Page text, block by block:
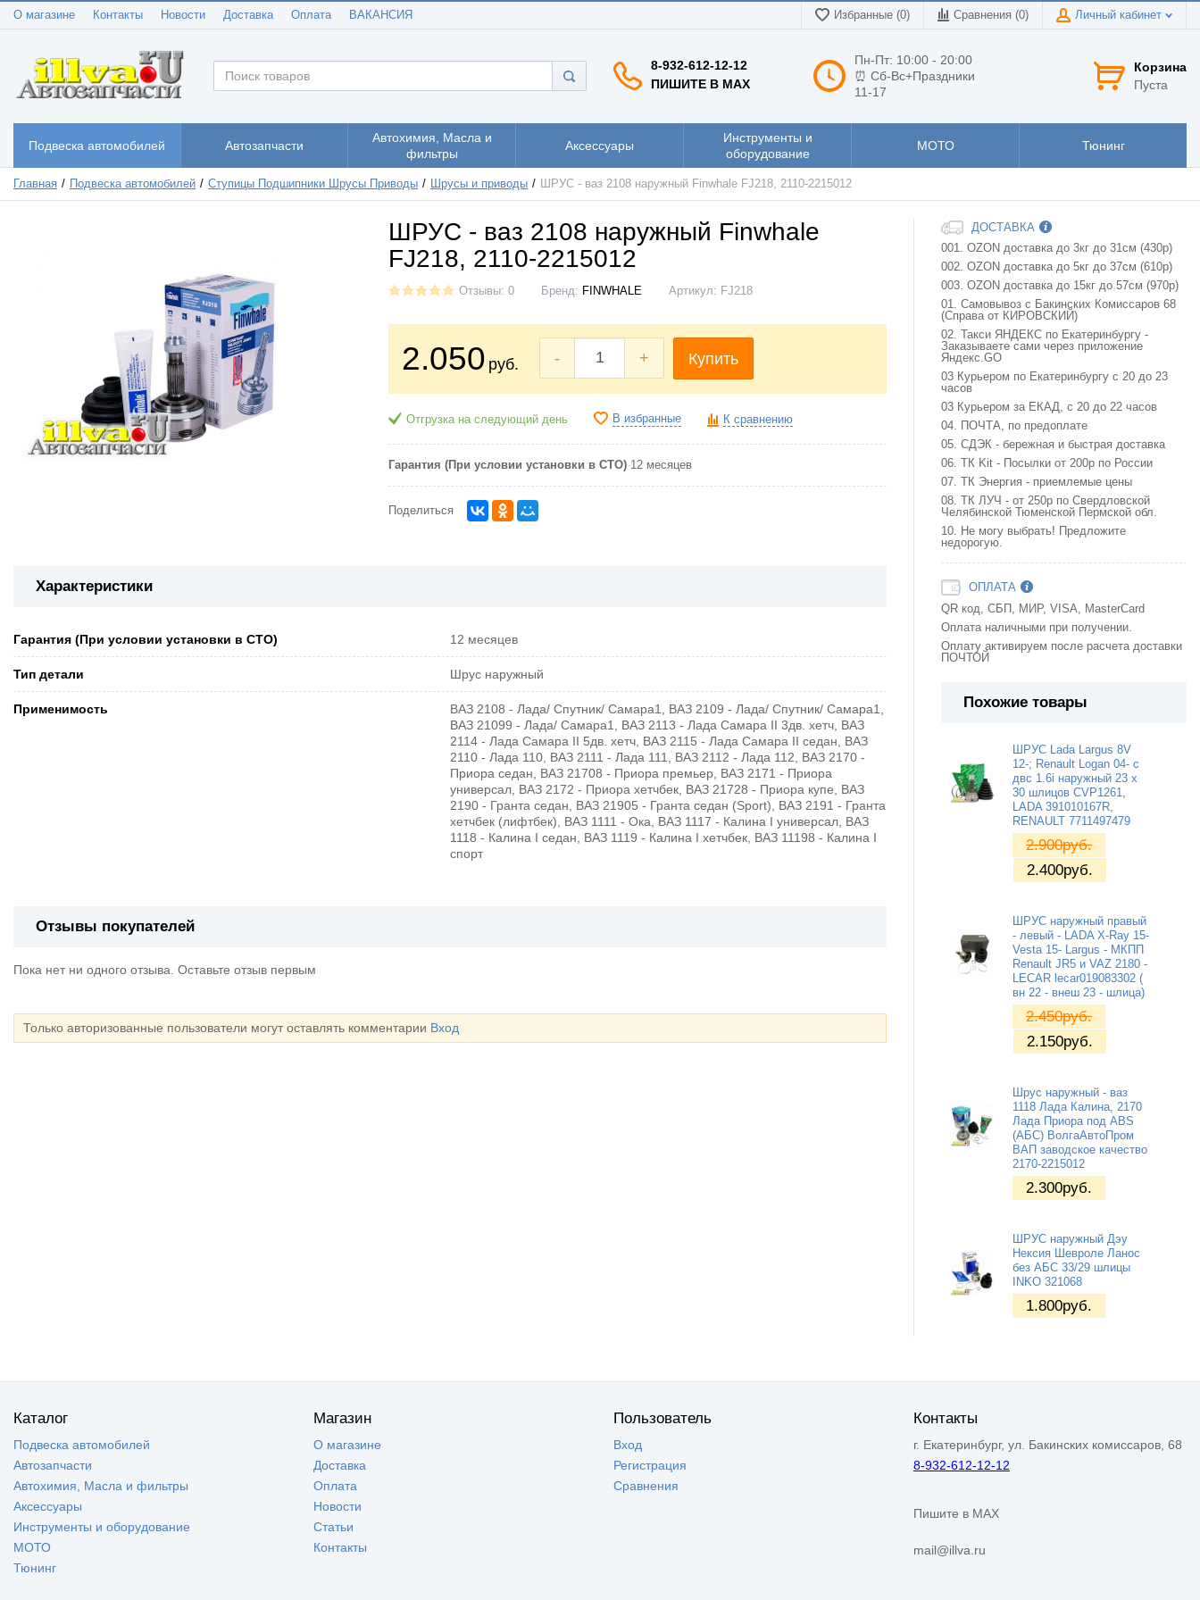
О магазине Контакты Новости Доставка Оплата ВАКАНСИЯ Избранные (0) Сравнения (0) Личный кабинет
8-932-612-12-12
ПИШИТЕ В MAX
Пн-Пт: 10:00 - 20:00
⏰ Сб-Вс+Праздники
11-17
Корзина
Пуста
Подвеска автомобилей Автозапчасти
Автохимия, Масла и
фильтры
Аксессуары
Инструменты и
оборудование
МОТО Тюнинг
Главная Подвеска автомобилей Ступицы Подшипники Шрусы Приводы Шрусы и приводы ШРУС - ваз 2108 наружный Finwhale FJ218, 2110-2215012
ШРУС - ваз 2108 наружный Finwhale
FJ218, 2110-2215012
Отзывы: 0 Бренд: FINWHALE Артикул: FJ218
2.050 руб. - + Купить
Отгрузка на следующий день В избранные К сравнению
Гарантия (При условии установки в СТО) 12 месяцев
Поделиться
Характеристики
Гарантия (При условии установки в СТО) 12 месяцев
Тип детали Шрус наружный
Применимость
ВАЗ 2108 - Лада/ Спутник/ Самара1, ВАЗ 2109 - Лада/ Спутник/ Самара1,
ВАЗ 21099 - Лада/ Самара1, ВАЗ 2113 - Лада Самара II 3дв. хетч, ВАЗ
2114 - Лада Самара II 5дв. хетч, ВАЗ 2115 - Лада Самара II седан, ВАЗ
2110 - Лада 110, ВАЗ 2111 - Лада 111, ВАЗ 2112 - Лада 112, ВАЗ 2170 -
Приора седан, ВАЗ 21708 - Приора премьер, ВАЗ 2171 - Приора
универсал, ВАЗ 2172 - Приора хетчбек, ВАЗ 21728 - Приора купе, ВАЗ
2190 - Гранта седан, ВАЗ 21905 - Гранта седан (Sport), ВАЗ 2191 - Гранта
хетчбек (лифтбек), ВАЗ 1111 - Ока, ВАЗ 1117 - Калина I универсал, ВАЗ
1118 - Калина I седан, ВАЗ 1119 - Калина I хетчбек, ВАЗ 11198 - Калина I
спорт
Отзывы покупателей
Пока нет ни одного отзыва. Оставьте отзыв первым
Только авторизованные пользователи могут оставлять комментарии Вход
ДОСТАВКА
001. OZON доставка до 3кг до 31см (430р)
002. OZON доставка до 5кг до 37см (610р)
003. OZON доставка до 15кг до 57см (970р)
01. Самовывоз с Бакинских Комиссаров 68
(Справа от КИРОВСКИЙ)
02. Такси ЯНДЕКС по Екатеринбургу -
Заказываете сами через приложение
Яндекс.GO
03 Курьером по Екатеринбургу с 20 до 23
часов
03 Курьером за ЕКАД, с 20 до 22 часов
04. ПОЧТА, по предоплате
05. СДЭК - бережная и быстрая доставка
06. ТК Kit - Посылки от 200р по России
07. ТК Энергия - приемлемые цены
08. ТК ЛУЧ - от 250р по Свердловской
Челябинской Тюменской Пермской обл.
10. Не могу выбрать! Предложите
недорогую.
ОПЛАТА
QR код, СБП, МИР, VISA, MasterCard
Оплата наличными при получении.
Оплату активируем после расчета доставки
ПОЧТОЙ
Похожие товары
ШРУС Lada Largus 8V
12-; Renault Logan 04- с
двс 1.6i наружный 23 х
30 шлицов CVP1261,
LADA 391010167R,
RENAULT 7711497479
2.900руб.
2.400руб.
ШРУС наружный правый
- левый - LADA X-Ray 15-
Vesta 15- Largus - МКПП
Renault JR5 и VAZ 2180 -
LECAR lecar019083302 (
вн 22 - внеш 23 - шлица)
2.450руб.
2.150руб.
Шрус наружный - ваз
1118 Лада Калина, 2170
Лада Приора под ABS
(АБС) ВолгаАвтоПром
ВАП заводское качество
2170-2215012
2.300руб.
ШРУС наружный Дэу
Нексия Шевроле Ланос
без АБС 33/29 шлицы
INKO 321068
1.800руб.
Каталог
Подвеска автомобилей
Автозапчасти
Автохимия, Масла и фильтры
Аксессуары
Инструменты и оборудование
МОТО
Тюнинг
Магазин
О магазине
Доставка
Оплата
Новости
Статьи
Контакты
Пользователь
Вход
Регистрация
Сравнения
Контакты
г. Екатеринбург, ул. Бакинских комиссаров, 68
8-932-612-12-12
Пишите в MAX
mail@illva.ru